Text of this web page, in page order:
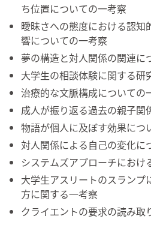
ち位置についての一考察
曖昧さへの態度における認
響についての一考察
夢の構造と対人関係の関連に
大学生の相談体験に関する研
治療的な文脈構成についての
成人が振り返る過去の親子関
物語が個人に及ぼす効果につ
対人関係による自己の変化に
システムズアプローチにお
大学生アスリートのスランプ
方に関する一考察
クライエントの要求の読み取